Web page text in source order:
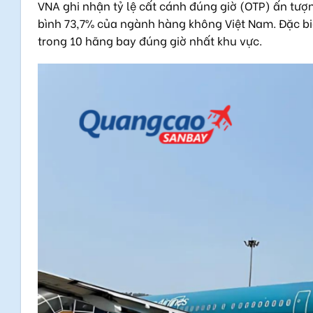
VNA ghi nhận tỷ lệ cất cánh đúng giờ (OTP) ấn
bình 73,7% của ngành hàng không Việt Nam. Đặc
trong 10 hãng bay đúng giờ nhất khu vực.